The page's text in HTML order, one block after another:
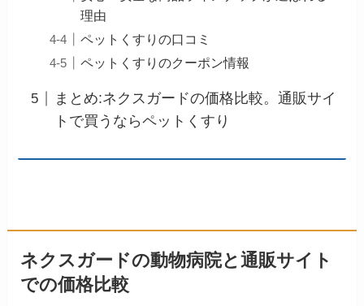
理由
ペットくすりの口コミ
ペットくすりのクーポン情報
まとめ:ネクスガードの価格比較。通販サイ
トで買うならペットくすり
ネクスガードの動物病院と通販サイト
での価格比較